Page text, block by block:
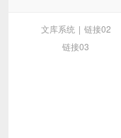
文库系统 | 链接02
链接03